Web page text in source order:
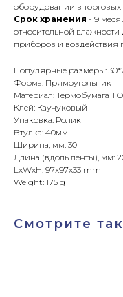
оборудовании в торговых
Срок хранения - 9
относительной влажности
приборов и воздействия
Популярные размеры:
Форма: Прямоугольник
Материал: Термобумага
Клей: Каучуковый
Упаковка: Ролик
Втулка: 40мм
Ширина, мм: 30
Длина (вдоль ленты), мм:
LxWxH: 97x97x33 mm
Weight: 175 g
Смотрите